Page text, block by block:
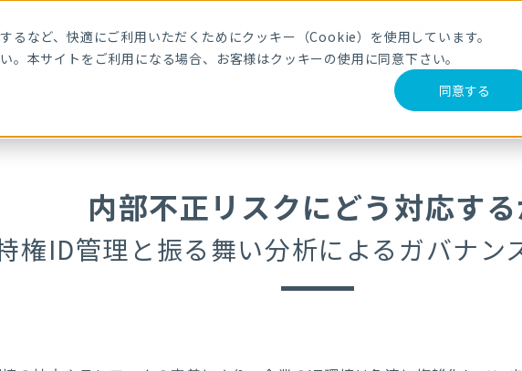
るなど、快適にご利用いただくためにクッキー（Cookie）を使用しています。
。本サイトをご利用になる場合、お客様はクッキーの使用に同意下さい。
同意する
メールマガジ
サービス・製品 導入事例 セミナー ブログ
正リスクにどう対応するか ～権ID管理と振る舞い分析によるガバナンス強化手法～
内部不正リスクにどう対応す
権ID管理と振る舞い分析によるガバナン